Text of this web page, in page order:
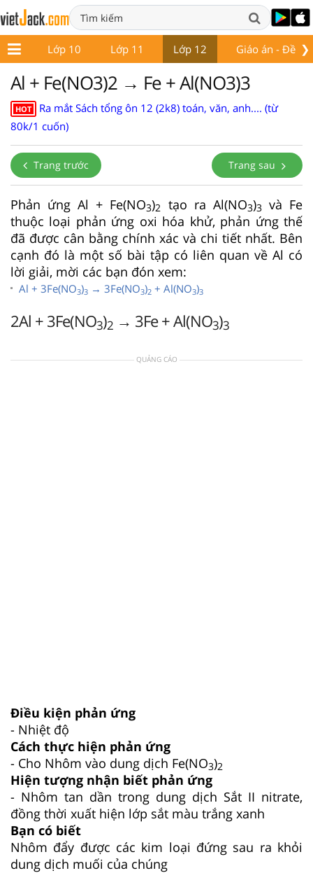
❯
9 Lớp 10 Lớp 11 Lớp 12 Giáo án - Đề thi
Al + Fe(NO3)2 → Fe + Al(NO3)3
HOT
Ra mắt Sách tổng ôn 12 (2k8) toán, văn, anh.... (từ
80k/1 cuốn)
Trang trước Trang sau
Phản ứng Al + Fe(NO3)2 tạo ra Al(NO3)3 và Fe
thuộc loại phản ứng oxi hóa khử, phản ứng thế
đã được cân bằng chính xác và chi tiết nhất. Bên
cạnh đó là một số bài tập có liên quan về Al có
lời giải, mời các bạn đón xem:
Al + 3Fe(NO3)3 → 3Fe(NO3)2 + Al(NO3)3
2Al + 3Fe(NO3)2 → 3Fe + Al(NO3)3
QUẢNG CÁO
Điều kiện phản ứng
- Nhiệt độ
Cách thực hiện phản ứng
- Cho Nhôm vào dung dịch Fe(NO3)2
Hiện tượng nhận biết phản ứng
- Nhôm tan dần trong dung dịch Sắt II nitrate,
đồng thời xuất hiện lớp sắt màu trắng xanh
Bạn có biết
Nhôm đẩy được các kim loại đứng sau ra khỏi
dung dịch muối của chúng